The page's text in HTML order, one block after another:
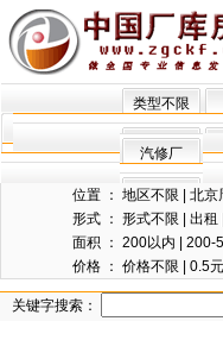
类型不限
汽修厂
位置 ： 地区不限 北京
形式 ： 形式不限 出租
面积 ： 200以内 200-
价格 ： 价格不限 0.5
关键字搜索：